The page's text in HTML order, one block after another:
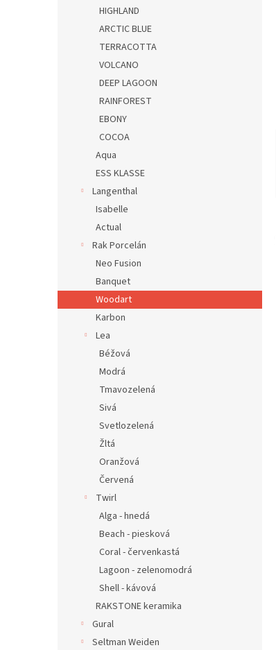
HIGHLAND
ARCTIC BLUE
TERRACOTTA
VOLCANO
DEEP LAGOON
RAINFOREST
EBONY
COCOA
Aqua
ESS KLASSE
Langenthal
Isabelle
Actual
Rak Porcelán
Neo Fusion
Banquet
Woodart
Karbon
Lea
Béžová
Modrá
Tmavozelená
Sivá
Svetlozelená
Žltá
Oranžová
Červená
Twirl
Alga - hnedá
Beach - piesková
Coral - červenkastá
Lagoon - zelenomodrá
Shell - kávová
RAKSTONE keramika
Gural
Seltman Weiden